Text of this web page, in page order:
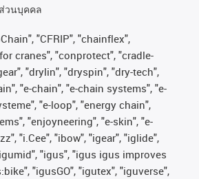
วนบุคคล
"CFRIP", "chainflex",
cranes", "conprotect", "cradle-
"drylin", "dryspin", "dry-tech",
"e-chain", "e-chain systems", "e-
"e-loop", "energy chain",
"enjoyneering", "e-skin", "e-
"i.Cee", "ibow", "igear", "iglide",
"igus", "igus igus improves
"igusGO", "igutex", "iguverse",